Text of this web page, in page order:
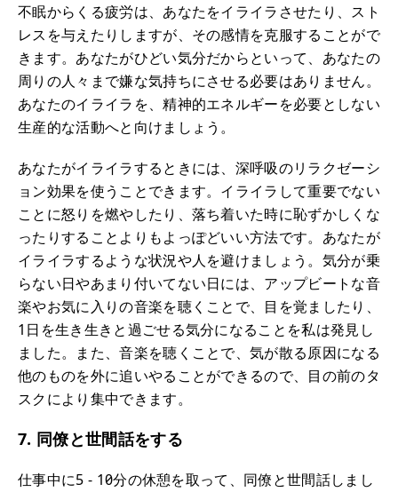
不眠からくる疲労は、あなたをイライラさせたり、スト
レスを与えたりしますが、その感情を克服することがで
きます。あなたがひどい気分だからといって、あなたの
周りの人々まで嫌な気持ちにさせる必要はありません。
あなたのイライラを、精神的エネルギーを必要としない
生産的な活動へと向けましょう。
あなたがイライラするときには、深呼吸のリラクゼーシ
ョン効果を使うことできます。イライラして重要でない
ことに怒りを燃やしたり、落ち着いた時に恥ずかしくな
ったりすることよりもよっぽどいい方法です。あなたが
イライラするような状況や人を避けましょう。気分が乗
らない日やあまり付いてない日には、アップビートな音
楽やお気に入りの音楽を聴くことで、目を覚ましたり、
1日を生き生きと過ごせる気分になることを私は発見し
ました。また、音楽を聴くことで、気が散る原因になる
他のものを外に追いやることができるので、目の前のタ
スクにより集中できます。
7. 同僚と世間話をする
仕事中に5 - 10分の休憩を取って、同僚と世間話しまし